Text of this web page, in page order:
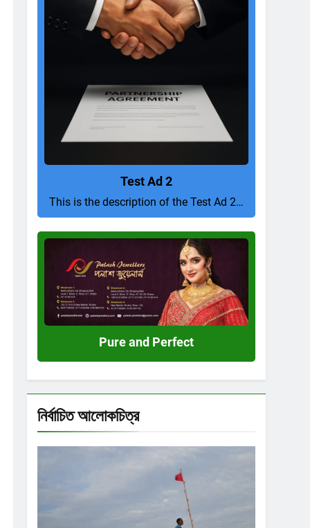
Test Ad 2
This is the description of the Test Ad 2…
Perfect
Pure and Perfect
নির্বাচিত আলোকচিত্র